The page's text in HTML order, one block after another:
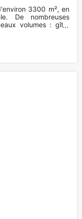
3300 m², en
De nombreuses
volumes : gîte,